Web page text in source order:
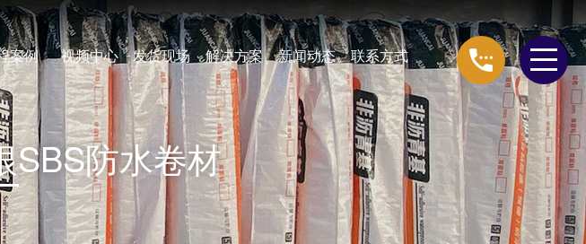
案例 视频中心 发货现场 解决方案 新闻动态 联系方式
SBS防水卷材